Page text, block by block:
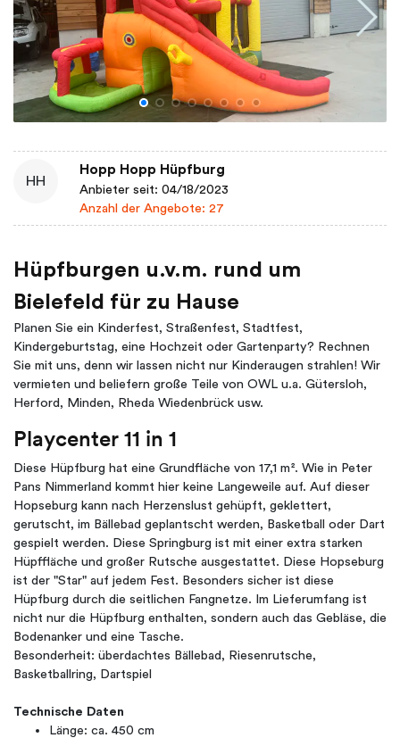
HH
Hopp Hopp Hüpfburg
Anbieter seit: 04/18/2023
Anzahl der Angebote: 27
Hüpfburgen u.v.m. rund um
Bielefeld für zu Hause
Planen Sie ein Kinderfest, Straßenfest, Stadtfest,
Kindergeburtstag, eine Hochzeit oder Gartenparty? Rechnen
Sie mit uns, denn wir lassen nicht nur Kinderaugen strahlen! Wir
vermieten und beliefern große Teile von OWL u.a. Gütersloh,
Herford, Minden, Rheda Wiedenbrück usw.
Playcenter 11 in 1
Diese Hüpfburg hat eine Grundfläche von 17,1 m². Wie in Peter
Pans Nimmerland kommt hier keine Langeweile auf. Auf dieser
Hopseburg kann nach Herzenslust gehüpft, geklettert,
gerutscht, im Bällebad geplantscht werden, Basketball oder Dart
gespielt werden. Diese Springburg ist mit einer extra starken
Hüpffläche und großer Rutsche ausgestattet. Diese Hopseburg
ist der "Star" auf jedem Fest. Besonders sicher ist diese
Hüpfburg durch die seitlichen Fangnetze. Im Lieferumfang ist
nicht nur die Hüpfburg enthalten, sondern auch das Gebläse, die
Bodenanker und eine Tasche.
Besonderheit: überdachtes Bällebad, Riesenrutsche,
Basketballring, Dartspiel
Technische Daten
Länge: ca. 450 cm